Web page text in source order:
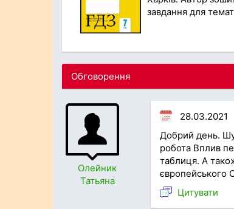
завдання для
Обговорення
Олейник
Татьяна
28.03.2021
Добрий день.
робота Вплив
таблиця. А
європейського
Цитувати